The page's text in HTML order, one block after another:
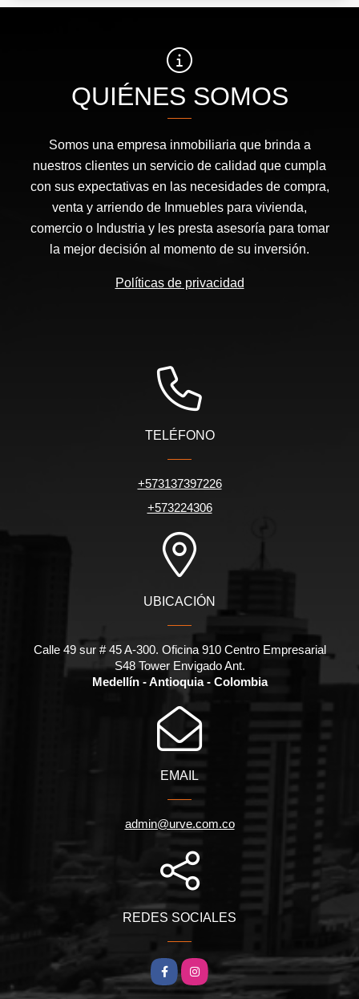
QUIÉNES SOMOS
Somos una empresa inmobiliaria que brinda a
nuestros clientes un servicio de calidad que cumpla
con sus expectativas en las necesidades de compra,
venta y arriendo de Inmuebles para vivienda,
comercio o Industria y les presta asesoría para tomar
la mejor decisión al momento de su inversión.
Políticas de privacidad
TELÉFONO
+573137397226
+573224306
UBICACIÓN
Calle 49 sur # 45 A-300. Oficina 910 Centro Empresarial
S48 Tower Envigado Ant.
Medellín - Antioquia - Colombia
EMAIL
admin@urve.com.co
REDES SOCIALES
FacebookInstagram